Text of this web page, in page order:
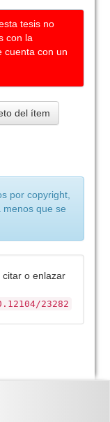
tesis no
con la
cuenta con un
del ítem
por copyright,
que se
citar o enlazar
23282